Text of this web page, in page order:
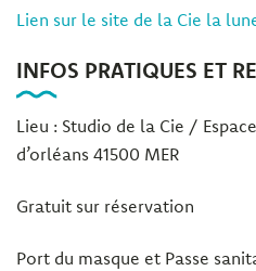
Lien sur le site de la Cie la
INFOS PRATIQUES ET
Lieu : Studio de la Cie /
d’orléans 41500 MER
Gratuit sur réservation
Port du masque et Passe